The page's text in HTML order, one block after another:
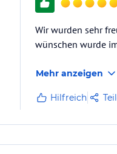
Wir wurden sehr
wünschen wurde
Mehr anzeigen
Hilfreich